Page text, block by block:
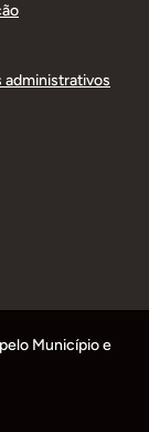
administrativos
Município e